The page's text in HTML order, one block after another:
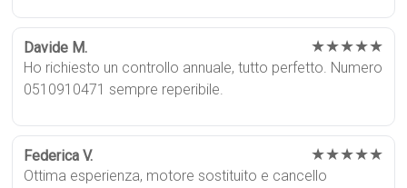
Davide M. ★★★★★
Ho richiesto un controllo annuale, tutto perfetto. Numero
0510910471 sempre reperibile.
Federica V. ★★★★★
Ottima esperienza, motore sostituito e cancello